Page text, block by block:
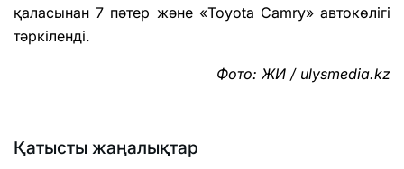
қаласынан 7 пәтер және «Toyota Camry» автокөлігі
тәркіленді.
Фото: ЖИ / ulysmedia.kz
Қатысты жаңалықтар